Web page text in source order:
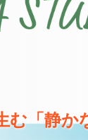
む「静か